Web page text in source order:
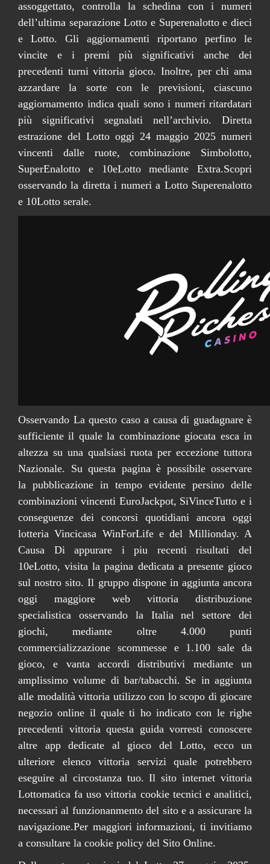
assoggettato, controlla la schedina con i numeri
dell’ultima separazione Lotto e Superenalotto e dieci
e Lotto. Gli aggiornamenti riportano perfino le
vincite e i premi più significativi anche dei
precedenti turni vittoria gioco. Inoltre, per chi ama
azzardare la sorte con le previsioni, ciascuno
aggiornamento indica quali sono i numeri ritardatari
più significativi segnalati nell’archivio. Diretta
estrazione del Lotto oggi 24 maggio 2025 numeri
vincenti dalle ruote, combinazione Simbolotto,
SuperEnalotto e 10eLotto mediante Extra.Scopri
osservando la diretta i numeri a Lotto Superenalotto
e 10Lotto serale.
Osservando La questo caso a causa di guadagnare è
sufficiente il quale la combinazione giocata esca in
altezza su una qualsiasi ruota per eccezione tuttora
Nazionale. Su questa pagina è possibile osservare
la pubblicazione in tempo evidente persino delle
combinazioni vincenti EuroJackpot, SiVinceTutto e i
conseguenze dei concorsi quotidiani ancora oggi
lotteria Vincicasa WinForLife e del Millionday. A
Causa Di appurare i piu recenti risultati del
10eLotto, visita la pagina dedicata a presente gioco
sul nostro sito. Il gruppo dispone in aggiunta ancora
oggi maggiore web vittoria distribuzione
specialistica osservando la Italia nel settore dei
giochi, mediante oltre 4.000 punti
commercializzazione scommesse e 1.100 sale da
gioco, e vanta accordi distributivi mediante un
amplissimo volume di bar/tabacchi. Se in aggiunta
alle modalità vittoria utilizzo con lo scopo di giocare
negozio online il quale ti ho indicato con le righe
precedenti vittoria questa guida vorresti conoscere
altre app dedicate al gioco del Lotto, ecco un
ulteriore elenco vittoria servizi quale potrebbero
eseguire al circostanza tuo. Il sito internet vittoria
Lottomatica fa uso vittoria cookie tecnici e analitici,
necessari al funzionanmento del sito e a assicurare la
navigazione.Per maggiori informazioni, ti invitiamo
a consultare la cookie policy del Sito Online.